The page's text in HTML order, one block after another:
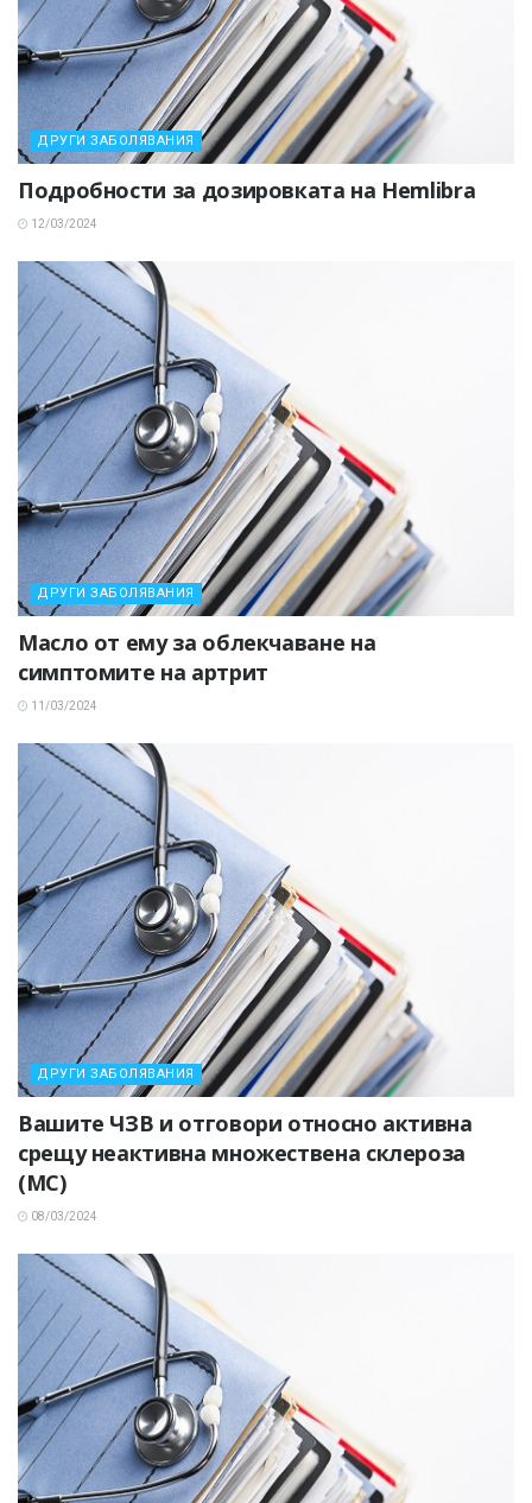
ДРУГИ ЗАБОЛЯВАНИЯ
Подробности за дозировката на Hemlibra
12/03/2024
ДРУГИ ЗАБОЛЯВАНИЯ
Масло от ему за облекчаване на
симптомите на артрит
11/03/2024
ДРУГИ ЗАБОЛЯВАНИЯ
Вашите ЧЗВ и отговори относно активна
срещу неактивна множествена склероза
(МС)
08/03/2024